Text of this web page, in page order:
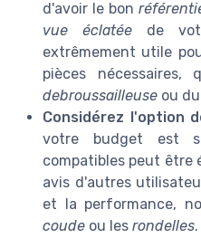
d'avoir le bon
vue éclatéede
extrêmement utile
pièces nécessaires,
debroussailleuse ou du
Considérez l'option
votre budget est
compatibles peut être
avis d'autres
et la performance,
coude ou les rondelles.